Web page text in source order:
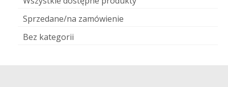
Sprzedane/na zamówienie
Bez kategorii